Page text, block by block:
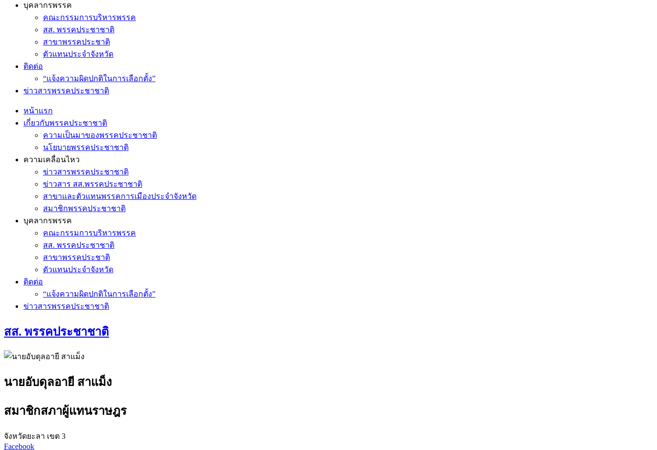
บุคลากรพรรค
คณะกรรมการบริหารพรรค
สส. พรรคประชาชาติ
สาขาพรรคประชาติ
ตัวแทนประจำจังหวัด
ติดต่อ
“แจ้งความผิดปกติในการเลือกตั้ง”
ข่าวสารพรรคประชาชาติ
หน้าแรก
เกี่ยวกับพรรคประชาชาติ
ความเป็นมาของพรรคประชาชาติ
นโยบายพรรคประชาชาติ
ความเคลื่อนไหว
ข่าวสารพรรคประชาชาติ
ข่าวสาร สส.พรรคประชาชาติ
สาขาและตัวแทนพรรคการเมืองประจำจังหวัด
สมาชิกพรรคประชาชาติ
บุคลากรพรรค
คณะกรรมการบริหารพรรค
สส. พรรคประชาชาติ
สาขาพรรคประชาติ
ตัวแทนประจำจังหวัด
ติดต่อ
“แจ้งความผิดปกติในการเลือกตั้ง”
ข่าวสารพรรคประชาชาติ
สส. พรรคประชาชาติ
นายอับดุลอายี สาแม็ง
สมาชิกสภาผู้แทนราษฎร
จังหวัดยะลา เขต 3
Facebook